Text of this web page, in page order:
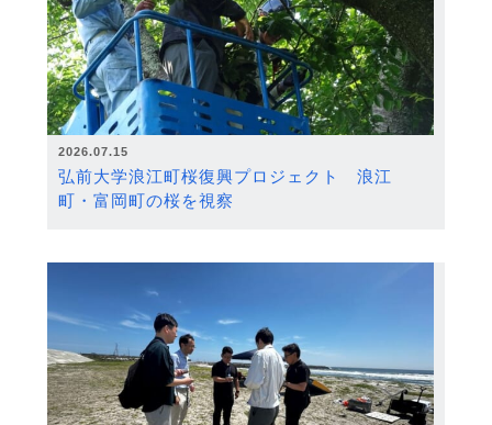
2026.07.15
弘前大学浪江町桜復興プロジェクト 浪江
町・富岡町の桜を視察